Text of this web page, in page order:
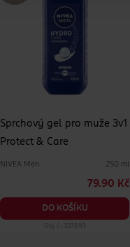
Sprchový gel pro muže 3v1
Protect & Care
NIVEA Men 250 ml
79.90 Kč
DO KOŠÍKU
Obj. č.: 327893